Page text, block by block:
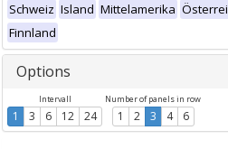
Schweiz Island Mittelamerika
Finnland
Options
Intervall
1 3 6 12 24
Number of panels in row
1 2 3 4 6